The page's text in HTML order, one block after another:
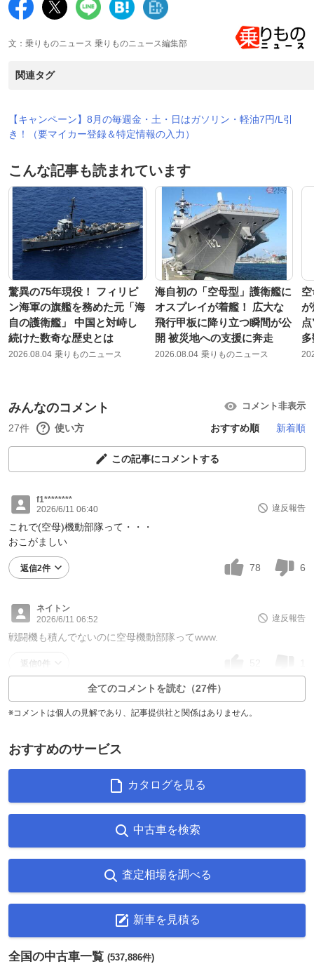
文：乗りものニュース 乗りものニュース編集部
関連タグ
【キャンペーン】8月の毎週金・土・日はガソリン・軽油7円/L引
き！（要マイカー登録＆特定情報の入力）
こんな記事も読まれています
驚異の75年現役！ フィリピ
ン海軍の旗艦を務めた元「海
自の護衛艦」 中国と対峙し
続けた数奇な歴史とは
2026.08.04 乗りものニュース
海自初の「空母型」護衛艦に
オスプレイが着艦！ 広大な
飛行甲板に降り立つ瞬間が公
開 被災地への支援に奔走
2026.08.04 乗りものニュース
が
みんなのコメント コメント非表示
27件 使い方 おすすめ順 新着順
この記事にコメントする
f1********
2026/6/11 06:40
違反報告
これで(空母)機動部隊って・・・
おこがましい
返信2件 78 6
ネイトン
2026/6/11 06:52
違反報告
戦闘機も積んでないのに空母機動部隊ってwww.
返信0件
全てのコメントを読む（27件）
※コメントは個人の見解であり、記事提供社と関係はありません。
おすすめのサービス
カタログを見る
中古車を検索
査定相場を調べる
新車を見積る
全国の中古車一覧 (537,886件)